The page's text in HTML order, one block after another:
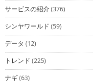
サービスの紹介(376)
シンヤワールド (59)
データ (12)
トレンド (225)
ナギ(63)